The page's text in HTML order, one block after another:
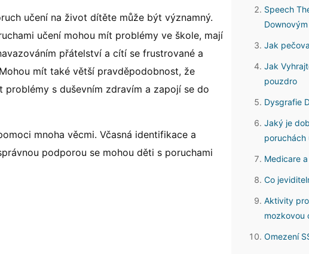
učení na život dítěte může být významný.
učení mohou mít problémy ve škole, mají
přátelství a cítí se frustrované a
mít také větší pravděpodobnost, že
problémy s duševním zdravím a zapojí se do
mnoha věcmi. Včasná identifikace a
podporou se mohou děti s poruchami
Speech
Jak
Jak
pouzdro
Dysgrafie
Jaký je
poruchách
Medicare
Co
Aktivity
mozkovou
Omezení